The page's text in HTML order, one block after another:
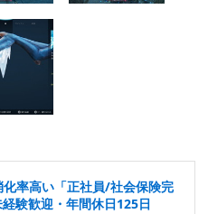
率高い「正社員/社会保険完
験歓迎・年間休日125日